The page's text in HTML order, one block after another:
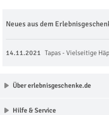
Neues aus dem
14.11.2021 Tapas - Vielseitige
Über erlebnisgeschenke.de
Hilfe & Service